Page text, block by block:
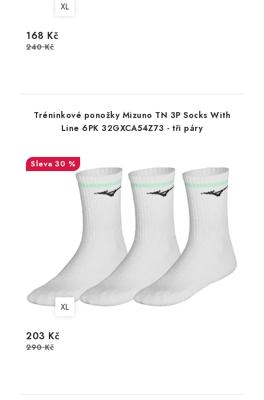
XL
168 Kč
240 Kč
Tréninkové ponožky Mizuno TN 3P Socks With
Line 6PK 32GXCA54Z73 - tři páry
30 %
XL
203 Kč
290 Kč